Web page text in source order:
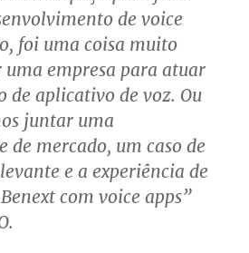
de voice
foi uma coisa muito
empresa para atuar
de aplicativo de voz. Ou
juntar uma
de mercado, um caso de
e a experiência de
com voice apps”